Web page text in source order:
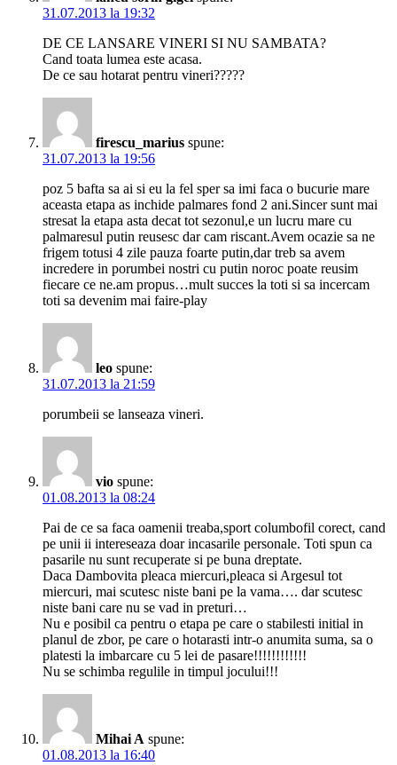
31.07.2013 la 19:32
DE CE LANSARE VINERI SI NU SAMBATA?
Cand toata lumea este acasa.
De ce sau hotarat pentru vineri?????
firescu_marius spune:
31.07.2013 la 19:56
poz 5 bafta sa ai si eu la fel sper sa imi faca o bucurie mare
aceasta etapa as inchide palmares fond 2 ani.Sincer sunt mai
stresat la etapa asta decat tot sezonul,e un lucru mare cu
palmaresul putin reusesc dar cam riscant.Avem ocazie sa ne
frigem totusi 4 zile pauza foarte putin,dar treb sa avem
incredere in porumbei nostri cu putin noroc poate reusim
fiecare ce ne.am propus…mult succes la toti si sa incercam
toti sa devenim mai faire-play
leo spune:
31.07.2013 la 21:59
porumbeii se lanseaza vineri.
vio spune:
01.08.2013 la 08:24
Pai de ce sa faca oamenii treaba,sport columbofil corect, cand
pe unii ii intereseaza doar incasarile personale. Toti spun ca
pasarile nu sunt recuperate si pe buna dreptate.
Daca Dambovita pleaca miercuri,pleaca si Argesul tot
miercuri, mai scutesc niste bani pe la vama…. dar scutesc
niste bani care nu se vad in preturi…
Nu e posibil ca pentru o etapa pe care o stabilesti initial in
planul de zbor, pe care o hotarasti intr-o anumita suma, sa o
platesti la imbarcare cu 5 lei de pasare!!!!!!!!!!!!
Nu se schimba regulile in timpul jocului!!!
Mihai A spune:
01.08.2013 la 16:40